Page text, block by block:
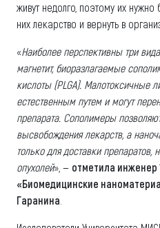
живут недолго, поэтому их
них лекарство и вернуть в
«Наиболее перспективны три
магнетит, биоразлагаемые
кислоты (PLGA). Малотоксичные
естественным путем и могут
препарата. Сополимеры
высвобождения лекарств, а
только для доставки препаратов,
опухолей», — отметила инженер
«Биомедицинские
Гаранина